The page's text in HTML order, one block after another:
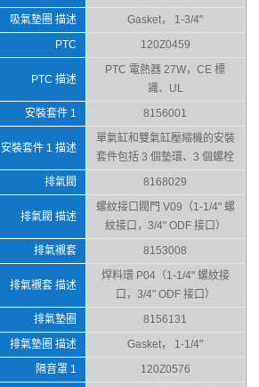
吸氣墊圈 描述
Gasket， 1-3/4"
PTC
120Z0459
PTC 描述
PTC 電熱器 27W，CE 標
識、UL
安裝套件 1
8156001
安裝套件 1 描述
單氣缸和雙氣缸壓縮機的安裝
套件包括 3 個墊環、3 個螺栓
排氣閥
8168029
排氣閥 描述
螺紋接口閥門 V09（1-1/4" 螺
紋接口，3/4" ODF 接口）
排氣襯套
8153008
排氣襯套 描述
焊料環 P04（1-1/4" 螺紋接
口，3/4" ODF 接口）
排氣墊圈
8156131
排氣墊圈 描述
Gasket， 1-1/4"
隔音罩 1
120Z0576